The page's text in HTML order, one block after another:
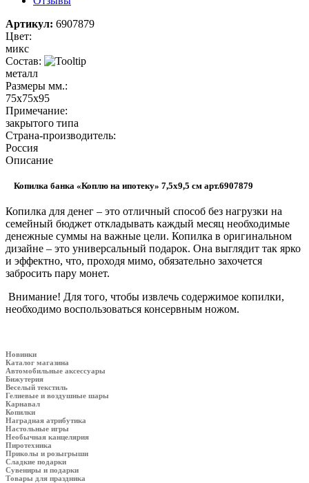
Артикул: 6907879
Цвет:
микс
Состав:
металл
Размеры мм.:
75х75х95
Примечание:
закрытого типа
Страна-производитель:
Россия
Описание
Копилка банка «Коплю на ипотеку» 7,5х9,5 см арт.6907879
Копилка для денег – это отличный способ без нагрузки на
семейный бюджет откладывать каждый месяц необходимые
денежные суммы на важные цели. Копилка в оригинальном
дизайне – это универсальный подарок. Она выглядит так ярко
и эффектно, что, проходя мимо, обязательно захочется
забросить пару монет.
Внимание! Для того, чтобы извлечь содержимое копилки,
необходимо воспользоваться консервным ножом.
Новинки
Каталог магазина
Автомобильные аксессуары
Бижутерия
Веселый текстиль
Гелиевые и воздушные шары
Карнавал
Копилки
Наградная атрибутика
Настольные игры
Необычная канцелярия
Пиротехника
Приколы и розыгрыши
Сладкие подарки
Сувениры и подарки
Товары для праздника